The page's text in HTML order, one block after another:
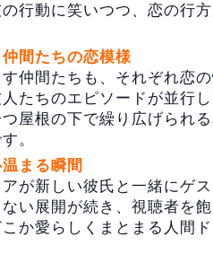
行動に笑いつつ、恋の行
間たちの恋模様
仲間たちも、それぞれ恋
たちのエピソードが並行
屋根の下で繰り広げられ
。
まる瞬間
が新しい彼氏と一緒にゲ
い展開が続き、視聴者を
か愛らしくまとまる人間ド